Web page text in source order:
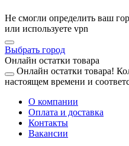
Не смогли определить ваш
или используете vpn
Выбрать город
Онлайн остатки товара
Онлайн остатки товара!
настоящем времени и
О компании
Оплата и доставка
Контакты
Вакансии